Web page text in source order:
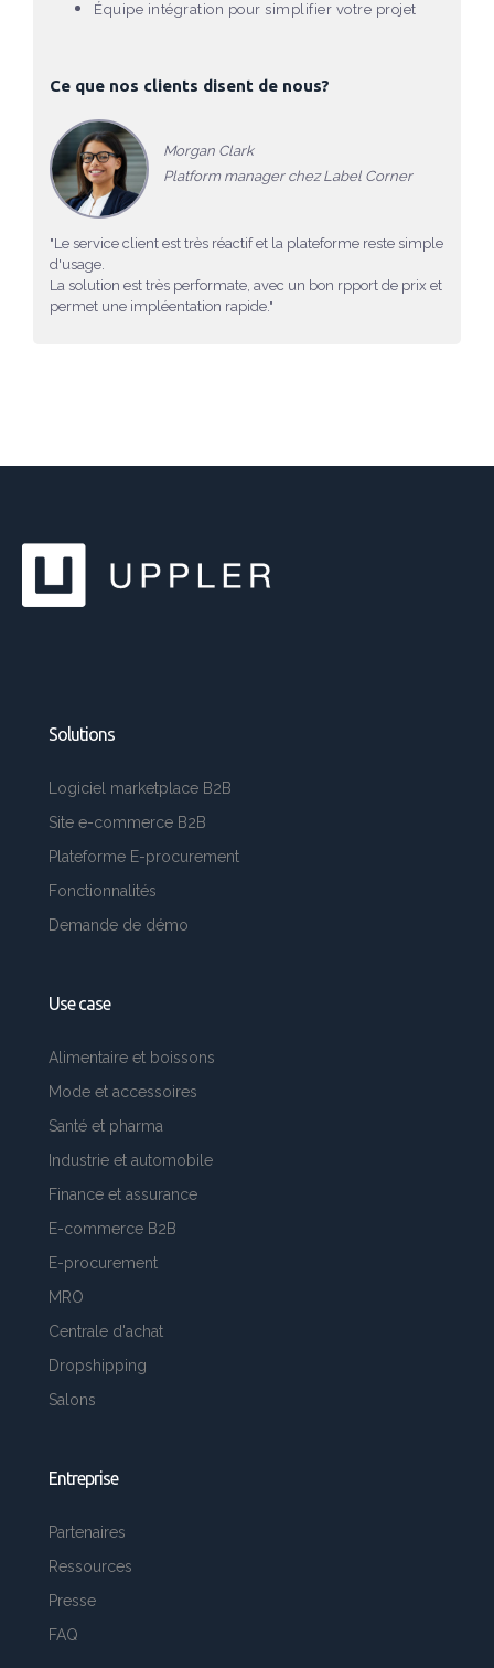
Équipe intégration pour simplifier votre projet
Ce que nos clients disent de nous?
Morgan Clark
Platform manager chez Label Corner
"Le service client est très réactif et la plateforme reste simple
d'usage.
La solution est très performate, avec un bon rpport de prix et
permet une impléentation rapide."
Solutions
Logiciel marketplace B2B
Site e-commerce B2B
Plateforme E-procurement
Fonctionnalités
Demande de démo
Use case
Alimentaire et boissons
Mode et accessoires
Santé et pharma
Industrie et automobile
Finance et assurance
E-commerce B2B
E-procurement
MRO
Centrale d'achat
Dropshipping
Salons
Entreprise
Partenaires
Ressources
Presse
FAQ